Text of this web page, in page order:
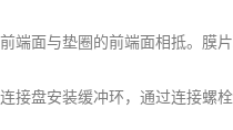
端面与垫圈的前端面相抵。膜
接盘安装缓冲环，通过连接螺